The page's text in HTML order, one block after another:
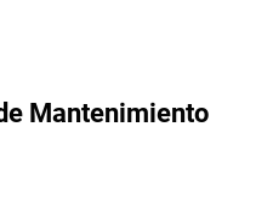
Mantenimiento